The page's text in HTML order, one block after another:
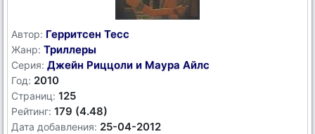
Автор: Герритсен Тесс
Жанр: Триллеры
Серия: Джейн Риццоли и Маура Айлс
Год: 2010
Страниц: 125
Рейтинг: 179 (4.48)
Дата добавления: 25-04-2012